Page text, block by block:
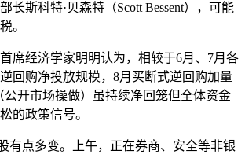
斯科特·贝森特（Scott Bessent），可能
。
经济学家明明认为，相较于6月、7月各
回购净投放规模，8月买断式逆回购加量
公开市场操做）虽持续净回笼但全体资金
的政策信号。
点多变。上午，正在券商、安全等非银